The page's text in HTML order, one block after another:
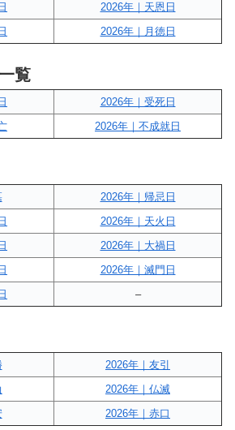
2026年｜天恩日
2026年｜月徳日
覧
2026年｜受死日
2026年｜不成就日
2026年｜帰忌日
2026年｜天火日
2026年｜大禍日
2026年｜滅門日
–
2026年｜友引
2026年｜仏滅
2026年｜赤口